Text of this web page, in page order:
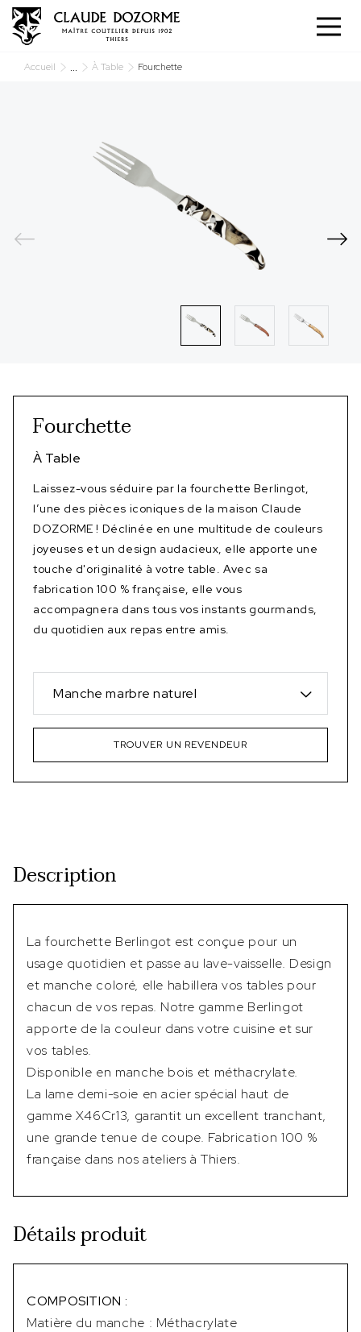
Accueil ... À Table Fourchette
Fourchette
À Table
Laissez-vous séduire par la fourchette Berlingot,
l’une des pièces iconiques de la maison Claude
DOZORME ! Déclinée en une multitude de couleurs
joyeuses et un design audacieux, elle apporte une
touche d'originalité à votre table. Avec sa
fabrication 100 % française, elle vous
accompagnera dans tous vos instants gourmands,
du quotidien aux repas entre amis.
Manche marbre naturel
TROUVER UN REVENDEUR
Description
La fourchette Berlingot est conçue pour un
usage quotidien et passe au lave-vaisselle. Design
et manche coloré, elle habillera vos tables pour
chacun de vos repas. Notre gamme Berlingot
apporte de la couleur dans votre cuisine et sur
vos tables.
Disponible en manche bois et méthacrylate.
La lame demi-soie en acier spécial haut de
gamme X46Cr13, garantit un excellent tranchant,
une grande tenue de coupe. Fabrication 100 %
française dans nos ateliers à Thiers.
Détails produit
COMPOSITION :
Matière du manche : Méthacrylate
Cookies management panel